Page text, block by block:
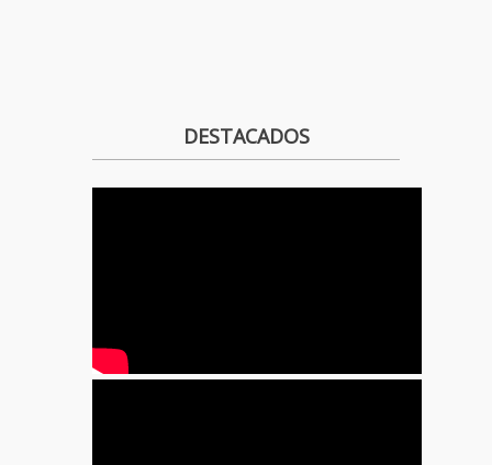
DESTACADOS